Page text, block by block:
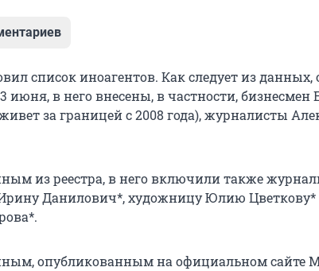
список иноагентов. Как следует из
июня, в него внесены, в частности, бизнесмен
за границей с 2008 года), журналисты
из реестра, в него включили также
Данилович*, художницу Юлию Цветкову*
опубликованным на официальном сайте